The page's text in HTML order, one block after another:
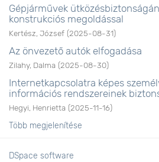
Gépjárművek
konstrukciós megoldással
Kertész, József (2025-08-31)
Az önvezető autók elfogadása
Zilahy, Dalma (2025-08-30)
Internetkapcsolatra képes
információs rendszereinek
Hegyi, Henrietta (2025-11-16)
Több megjelenítése
DSpace software